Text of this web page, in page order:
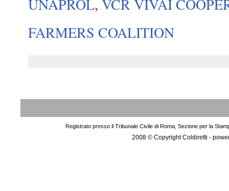
UNAPROL, VCR VIVAI
FARMERS COALITION
Registrato presso il Tribunale Civile di Roma, Sezione per la
2008 © Copyright Coldiretti -